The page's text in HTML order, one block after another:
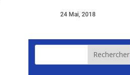
24 Mai, 2018
Rechercher